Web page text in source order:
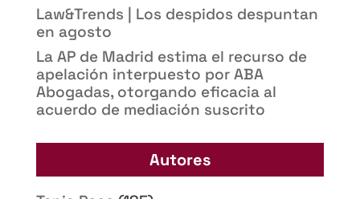
Law&Trends | Los despidos despuntan
en agosto
La AP de Madrid estima el recurso de
apelación interpuesto por ABA
Abogadas, otorgando eficacia al
acuerdo de mediación suscrito
Autores